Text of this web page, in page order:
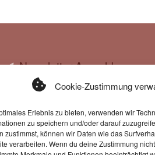
Cookie-Zustimmung
Erlebnis zu bieten, verwenden wir
zu speichern und/oder darauf
zustimmst, können wir Daten wie das
verarbeiten. Wenn du deine Zustimmung
Newsletter-Anmeldung
in den Newsletter erkläre ich mich mit der
u. Verarbeitung der eingegebenen Daten durch
diese Website einverstanden.